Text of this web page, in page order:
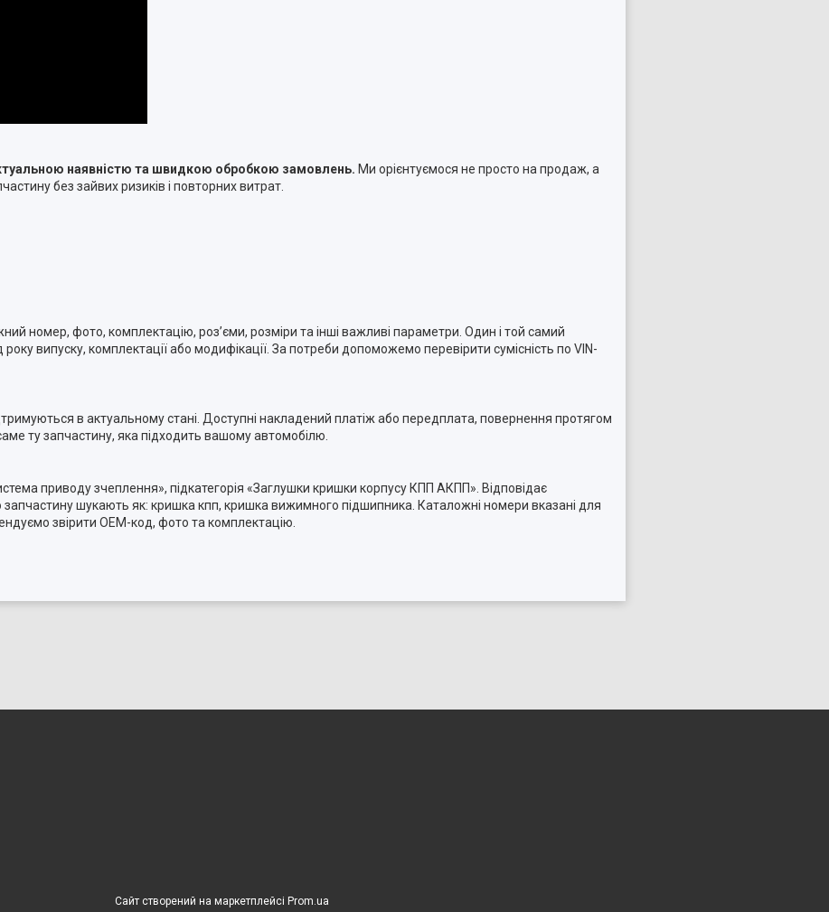
наявністю та швидкою обробкою замовлень. Ми орієнтуємося не просто на продаж, а
без зайвих ризиків і повторних витрат.
номер, фото, комплектацію, роз’єми, розміри та інші важливі параметри. Один і той самий
випуску, комплектації або модифікації. За потреби допоможемо перевірити сумісність по VIN-
в актуальному стані. Доступні накладений платіж або передплата, повернення протягом
ту запчастину, яка підходить вашому автомобілю.
приводу зчеплення», підкатегорія «Заглушки кришки корпусу КПП АКПП». Відповідає
шукають як: кришка кпп, кришка вижимного підшипника. Каталожні номери вказані для
звірити OEM-код, фото та комплектацію.
Сайт створений на маркетплейсі Prom.ua